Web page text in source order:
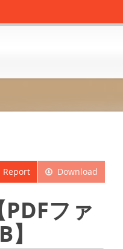
Download
Report
ファ